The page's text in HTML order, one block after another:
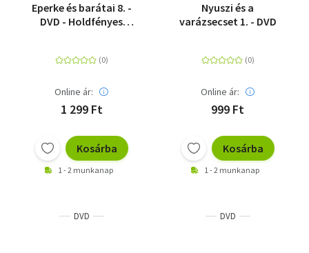
Eperke és barátai 8. -
DVD - Holdfényes
Online ár:
1 299 Ft
Kosárba
1 - 2 munkanap
Nyuszi és a
varázsecset 1. - DVD
Online ár:
999 Ft
Kosárba
1 - 2 munkanap
DVD DVD